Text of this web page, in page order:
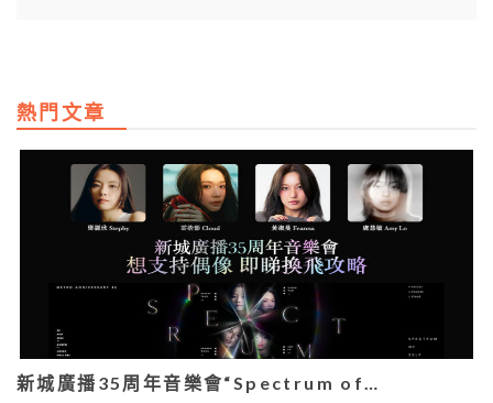
熱門文章
新城廣播35周年音樂會“Spectrum of…